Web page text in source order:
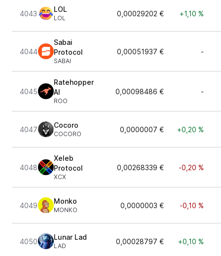
4043
LOL
LOL
0,00029202 € +1,10 %
4044
Sabai
Protocol
SABAI
0,00051937 € -
4045
Ratehopper
AI
ROO
0,00098486 € -
4047
Cocoro
COCORO
0,0000007 € +0,20 %
4048
Xeleb
Protocol
XCX
0,00268339 € -0,20 %
4049
Monko
MONKO
0,0000003 € -0,10 %
4050
Lunar Lad
LAD
0,00028797 € +0,10 %